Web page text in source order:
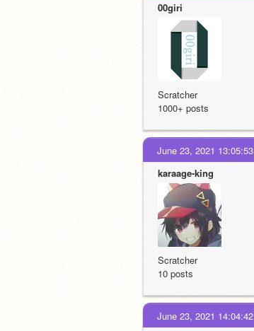
00giri
Scratcher
1000+ posts
June 23, 2021 13:05:53
karaage-king
Scratcher
10 posts
June 23, 2021 14:04:42